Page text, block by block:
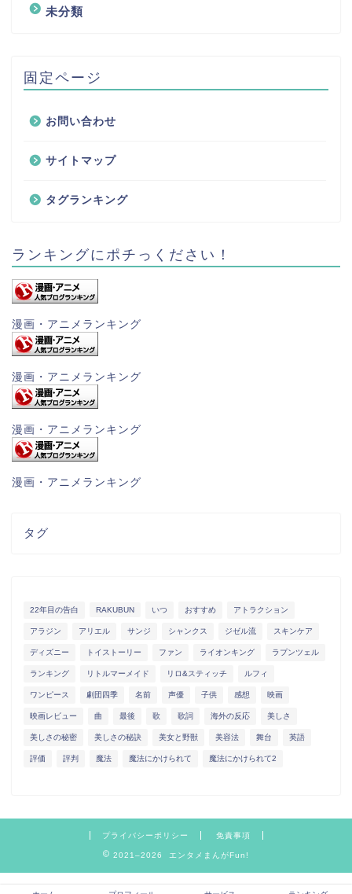
未分類
固定ページ
お問い合わせ
サイトマップ
タグランキング
ランキングにポチっください！
漫画・アニメランキング
漫画・アニメランキング
漫画・アニメランキング
漫画・アニメランキング
タグ
22年目の告白 RAKUBUN いつ おすすめ アトラクション
アラジン アリエル サンジ シャンクス ジゼル流 スキンケア
ディズニー トイストーリー ファン ライオンキング ラプンツェル
ランキング リトルマーメイド リロ&スティッチ ルフィ
ワンピース 劇団四季 名前 声優 子供 感想 映画
映画レビュー 曲 最後 歌 歌詞 海外の反応 美しさ
美しさの秘密 美しさの秘訣 美女と野獣 美容法 舞台 英語
評価 評判 魔法 魔法にかけられて 魔法にかけられて2
プライバシーポリシー 免責事項
2021–2026 エンタメまんがFun!